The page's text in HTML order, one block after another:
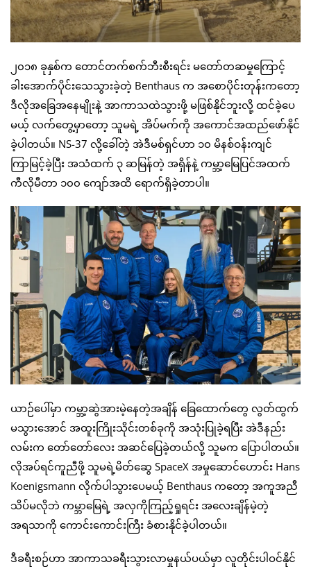
၂၀၁၈ ခုနှစ်က တောင်တက်စက်ဘီးစီးရင်း မတော်တဆမှုကြောင့်
ခါးအောက်ပိုင်းသေသွားခဲ့တဲ့ Benthaus က အစောပိုင်းတုန်းကတော့
ဒီလိုအခြေအနေမျိုးနဲ့ အာကာသထဲသွားဖို့ မဖြစ်နိုင်ဘူးလို့ ထင်ခဲ့ပေ
မယ့် လက်တွေ့မှာတော့ သူမရဲ့ အိပ်မက်ကို အကောင်အထည်ဖော်နိုင်
ခဲ့ပါတယ်။ NS-37 လို့ခေါ်တဲ့ အဲဒီမစ်ရှင်ဟာ ၁၀ မိနစ်ဝန်းကျင်
ကြာမြင့်ခဲ့ပြီး အသံထက် ၃ ဆမြန်တဲ့ အရှိန်နဲ့ ကမ္ဘာ့မြေပြင်အထက်
ကီလိုမီတာ ၁၀၀ ကျော်အထိ ရောက်ရှိခဲ့တာပါ။
ယာဉ်ပေါ်မှာ ကမ္ဘာ့ဆွဲအားမဲ့နေတဲ့အချိန် ခြေထောက်တွေ လွတ်ထွက်
မသွားအောင် အထူးကြိုးသိုင်းတစ်ခုကို အသုံးပြုခဲ့ရပြီး အဲဒီနည်း
လမ်းက တော်တော်လေး အဆင်ပြေခဲ့တယ်လို့ သူမက ပြောပါတယ်။
လိုအပ်ရင်ကူညီဖို့ သူမရဲ့မိတ်ဆွေ SpaceX အမှုဆောင်ဟောင်း Hans
Koenigsmann လိုက်ပါသွားပေမယ့် Benthaus ကတော့ အကူအညီ
သိပ်မလိုဘဲ ကမ္ဘာမြေရဲ့ အလှကိုကြည့်ရှုရင်း အလေးချိန်မဲ့တဲ့
အရသာကို ကောင်းကောင်းကြီး ခံစားနိုင်ခဲ့ပါတယ်။
ဒီခရီးစဉ်ဟာ အာကာသခရီးသွားလာမှုနယ်ပယ်မှာ လူတိုင်းပါဝင်နိုင်